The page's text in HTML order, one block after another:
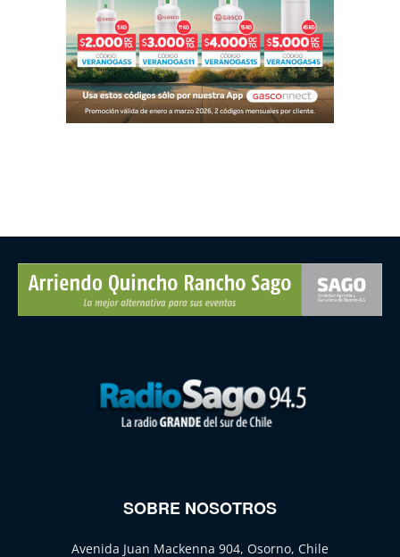
SOBRE NOSOTROS
Avenida Juan Mackenna 904, Osorno, Chile